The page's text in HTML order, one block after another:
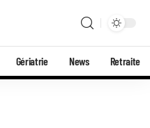
Gériatrie News Retraite